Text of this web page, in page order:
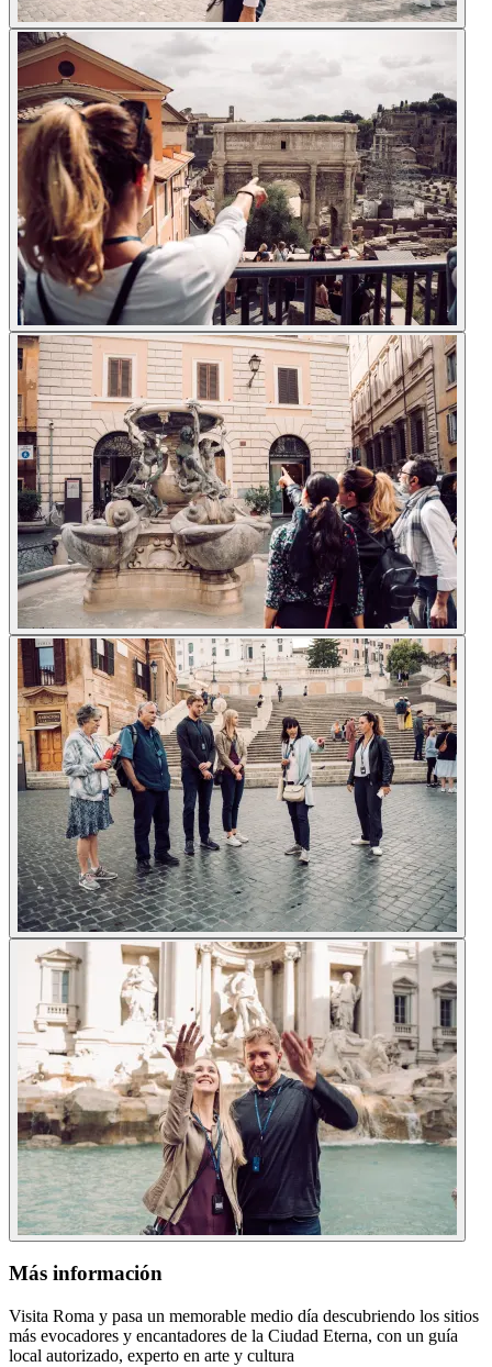
Más información
Visita Roma y pasa un memorable medio día descubriendo los sitios
más evocadores y encantadores de la Ciudad Eterna, con un guía
local autorizado, experto en arte y cultura